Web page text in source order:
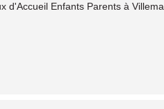
d'Accueil Enfants Parents à